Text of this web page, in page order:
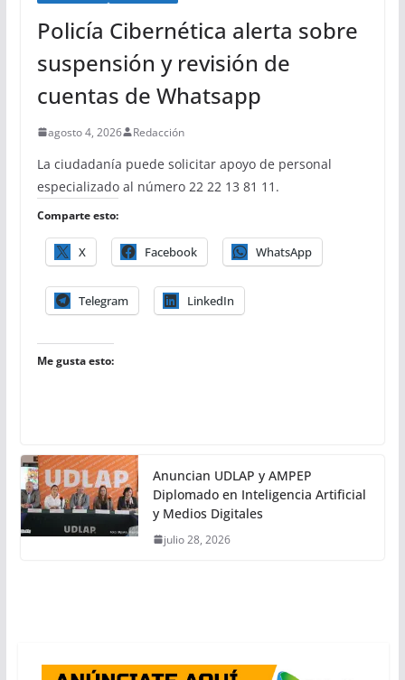
Policía Cibernética alerta sobre
suspensión y revisión de
cuentas de Whatsapp
agosto 4, 2026 Redacción
La ciudadanía puede solicitar apoyo de personal
especializado al número 22 22 13 81 11.
Comparte esto:
X Facebook WhatsApp
Telegram LinkedIn
Me gusta esto:
Anuncian UDLAP y AMPEP
Diplomado en Inteligencia Artificial
y Medios Digitales
julio 28, 2026